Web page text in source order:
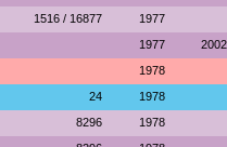
1516 / 16877 1977
1977 2002
1978
24 1978
8296 1978